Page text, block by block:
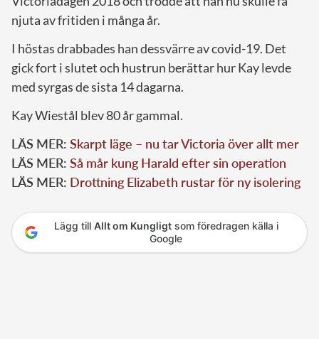
njuta av fritiden i många år.
I höstas drabbades han dessvärre av covid-19. Det
gick fort i slutet och hustrun berättar hur Kay levde
med syrgas de sista 14 dagarna.
Kay Wiestål blev 80 år gammal.
LÄS MER: Skarpt läge – nu tar Victoria över allt mer
LÄS MER: Så mår kung Harald efter sin operation
LÄS MER: Drottning Elizabeth rustar för ny isolering
Lägg till Allt om Kungligtsom föredragen källa i
Google